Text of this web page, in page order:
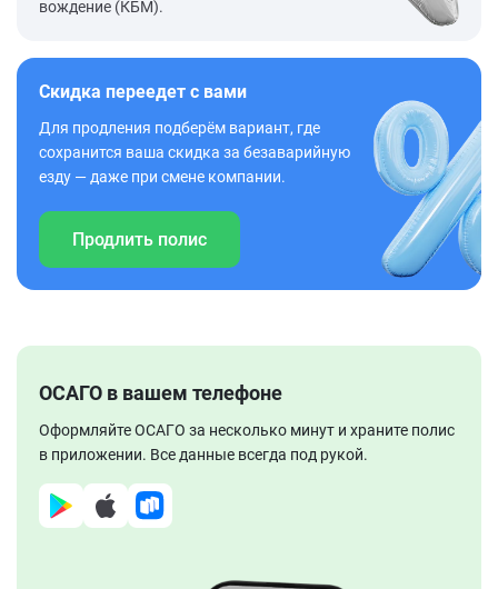
вождение (КБМ).
Скидка переедет с вами
Для продления подберём вариант, где
сохранится ваша скидка за безаварийную
езду — даже при смене компании.
Продлить полис
ОСАГО в вашем телефоне
Оформляйте ОСАГО за несколько минут и храните полис
в приложении. Все данные всегда под рукой.